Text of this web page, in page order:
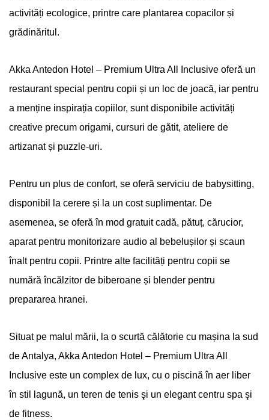
activități ecologice, printre care plantarea copacilor și
grădinăritul.
Akka Antedon Hotel – Premium Ultra All Inclusive oferă un
restaurant special pentru copii și un loc de joacă, iar pentru
a menține inspirația copiilor, sunt disponibile activități
creative precum origami, cursuri de gătit, ateliere de
artizanat și puzzle-uri.
Pentru un plus de confort, se oferă serviciu de babysitting,
disponibil la cerere și la un cost suplimentar. De
asemenea, se oferă în mod gratuit cadă, pătuț, cărucior,
aparat pentru monitorizare audio al bebelușilor și scaun
înalt pentru copii. Printre alte facilități pentru copii se
numără încălzitor de biberoane și blender pentru
prepararea hranei.
Situat pe malul mării, la o scurtă călătorie cu mașina la sud
de Antalya, Akka Antedon Hotel – Premium Ultra All
Inclusive este un complex de lux, cu o piscină în aer liber
în stil lagună, un teren de tenis şi un elegant centru spa şi
de fitness.